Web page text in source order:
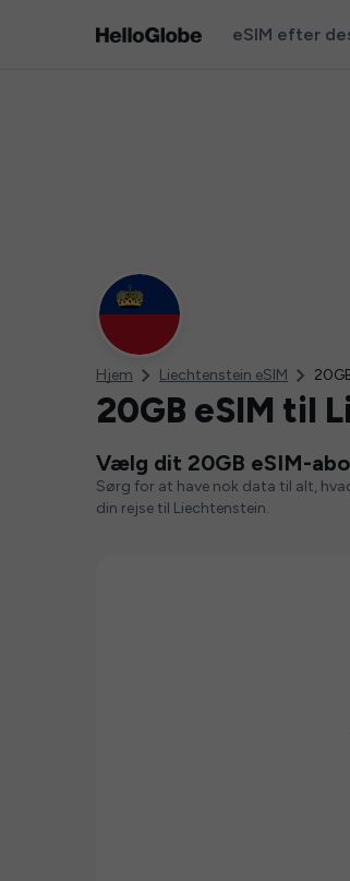
eSIM efter
Hjem Liechtenstein eSIM
20GB eSIM til
Vælg dit 20GB eSIM-
Sørg for at have nok data til alt,
din rejse til Liechtenstein.